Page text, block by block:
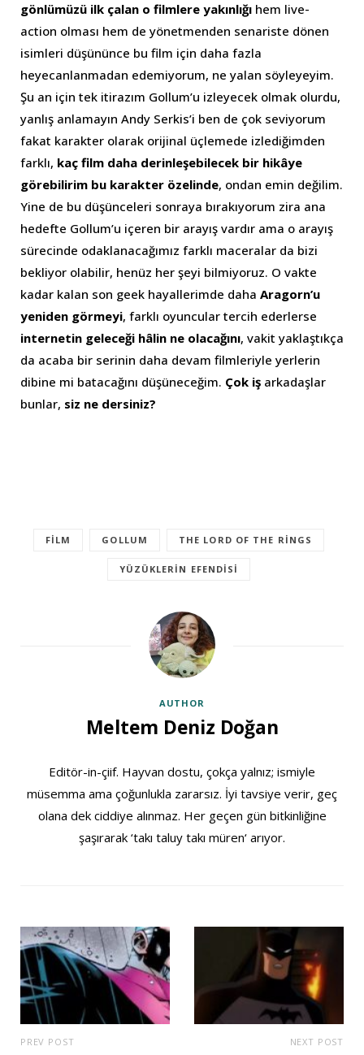
gönlümüzü ilk çalan o filmlere yakınlığı hem live-
action olması hem de yönetmenden senariste dönen
isimleri düşününce bu film için daha fazla
heyecanlanmadan edemiyorum, ne yalan söyleyeyim.
Şu an için tek itirazım Gollum’u izleyecek olmak olurdu,
yanlış anlamayın Andy Serkis’i ben de çok seviyorum
fakat karakter olarak orijinal üçlemede izlediğimden
farklı, kaç film daha derinleşebilecek bir hikâye
görebilirim bu karakter özelinde, ondan emin değilim.
Yine de bu düşünceleri sonraya bırakıyorum zira ana
hedefte Gollum’u içeren bir arayış vardır ama o arayış
sürecinde odaklanacağımız farklı maceralar da bizi
bekliyor olabilir, henüz her şeyi bilmiyoruz. O vakte
kadar kalan son geek hayallerimde daha Aragorn’u
yeniden görmeyi, farklı oyuncular tercih ederlerse
internetin geleceği hâlin ne olacağını, vakit yaklaştıkça
da acaba bir serinin daha devam filmleriyle yerlerin
dibine mi batacağını düşüneceğim. Çok iş arkadaşlar
bunlar, siz ne dersiniz?
FILM GOLLUM THE LORD OF THE RINGS
YÜZÜKLERIN EFENDISI
AUTHOR
Meltem Deniz Doğan
Editör-in-çiif. Hayvan dostu, çokça yalnız; ismiyle
müsemma ama çoğunlukla zararsız. İyi tavsiye verir, geç
olana dek ciddiye alınmaz. Her geçen gün bitkinliğine
şaşırarak ‘takı taluy takı müren‘ arıyor.
PREV POST NEXT POST